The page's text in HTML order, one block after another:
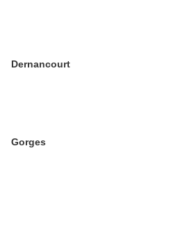
Dernancourt
Gorges